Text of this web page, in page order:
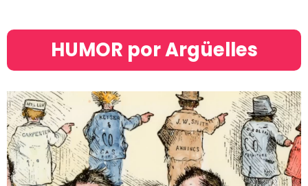
HUMOR por Argüelles​